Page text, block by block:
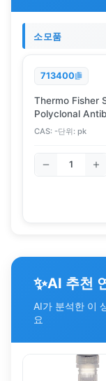
소모품
713400
Thermo Fisher
Polyclonal
CAS: -단위: pk
✨AI 추천
AI가 분석한 이
요